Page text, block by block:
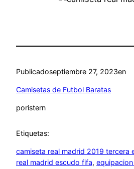
Publicadoseptiembre 27, 2023en
Camisetas de Futbol Baratas
poristern
Etiquetas:
camiseta real madrid 2019 tercera
real madrid escudo fifa,